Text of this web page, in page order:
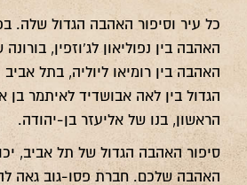
כל עיר וסיפור האהבה הגדול שלה.
האהבה בין נפוליאון לג'וזפין,
האהבה בין רומיאו ליוליה, בתל
הגדול בין לאה אבושדיד לאיתמר בן
הראשון, בנו של אליעזר בן-יהודה.
סיפור האהבה הגדול של תל אביב,
האהבה שלכם. חברת פסו-גוב גאה